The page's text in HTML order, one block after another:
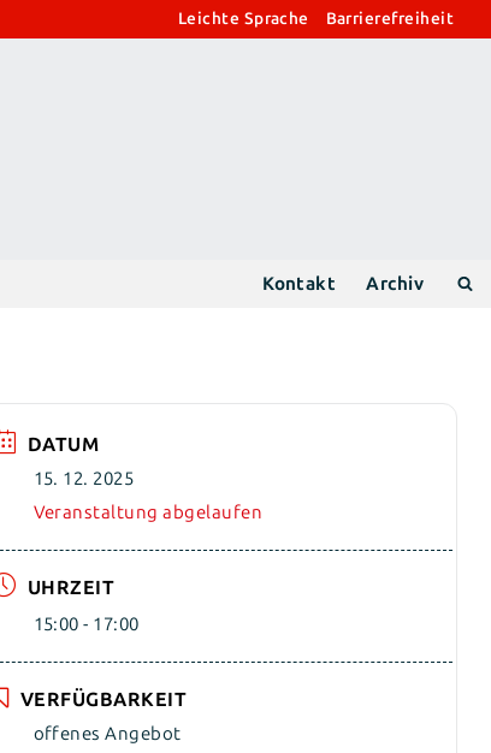
Leichte Sprache Barrierefreiheit
Kontakt Archiv
DATUM
15. 12. 2025
Veranstaltung abgelaufen
UHRZEIT
15:00 - 17:00
VERFÜGBARKEIT
offenes Angebot